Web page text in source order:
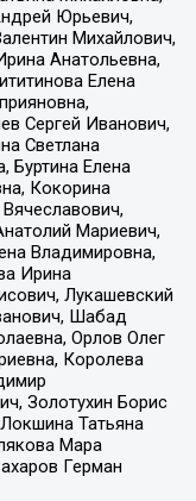
Юрьевич,
Михайлович,
Анатольевна,
Елена
Сергей Иванович,
Светлана
Буртина Елена
Кокорина
Мариевич,
Владимировна,
Ирина
Лукашевский
Шабад
Орлов Олег
Королева
Золотухин Борис
Татьяна
Мара
Герман